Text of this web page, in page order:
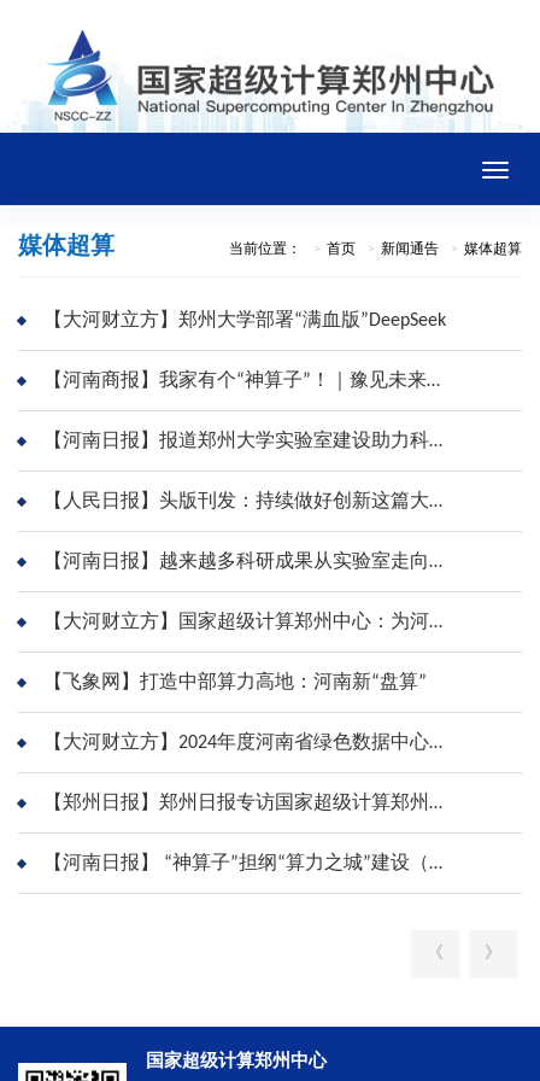
Toggle
首页
中心概况
平台资源
解决方案
用户中心
科学研究
党的建设
媒体超算 当前位置： 首页 新闻通告 媒体超算
【大河财立方】郑州大学部署“满血版”DeepSeek
【河南商报】我家有个“神算子”！｜豫见未来产业
【河南日报】报道郑州大学实验室建设助力科研“加速跑”（看变化 悟思想）
【人民日报】头版刊发：持续做好创新这篇大文章——河南郑州大力培育新质生产力
【河南日报】越来越多科研成果从实验室走向现实
【大河财立方】国家超级计算郑州中心：为河南抢占算力新赛道贡献力量
【飞象网】打造中部算力高地：河南新“盘算”
【大河财立方】2024年度河南省绿色数据中心遴选活动正式启动
【郑州日报】郑州日报专访国家超级计算郑州中心陈强博士：勇攀科学高峰 为高质量发展提供强大算力支撑
【河南日报】 “神算子”担纲“算力之城”建设（全力拼经济）
《 》
国家超级计算郑州中心